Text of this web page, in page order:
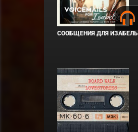
СООБЩЕНИЯ ДЛЯ ИЗАБЕЛЬ